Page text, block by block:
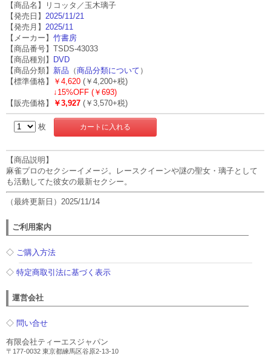
【商品名】リコッタ／玉木璃子
【発売日】2025/11/21
【発売月】2025/11
【メーカー】竹書房
【商品番号】TSDS-43033
【商品種別】
DVD
【商品分類】 新品 （商品分類について ）
【標準価格】
￥4,620 (￥4,200+税)
↓ 15%OFF (￥693)
【販売価格】
￥3,927 (￥3,570+税)
枚
【商品説明】
麻雀プロのセクシーイメージ。レースクイーンや謎の聖女・璃子として
も活動してた彼女の最新セクシー。
（最終更新日）2025/11/14
ご利用案内
◇ ご購入方法
◇特定商取引法に基づく表示
運営会社
◇ 問い合せ
有限会社ティーエスジャパン
〒177-0032 東京都練馬区谷原2-13-10